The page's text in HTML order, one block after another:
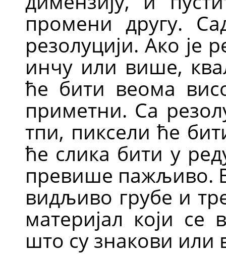
промени другу.
резолуцији. Ако је
инчу или више,
ће бити веома
приметни. Са
тпи, пиксели ће
ће слика бити у
превише пажљиво.
видљиво грубе и
материјал који се
што су знакови или